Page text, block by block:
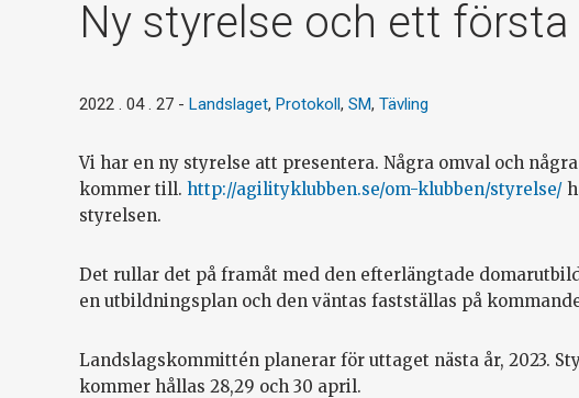
Ny styrelse och ett
2022 . 04 . 27 - Landslaget, Protokoll, SM, Tävling
Vi har en ny styrelse att presentera. Några omval och
kommer till. http://agilityklubben.se/om-klubben/styrelse/
styrelsen.
Det rullar det på framåt med den efterlängtade
en utbildningsplan och den väntas fastställas på
Landslagskommittén planerar för uttaget nästa år, 2023.
kommer hållas 28,29 och 30 april.